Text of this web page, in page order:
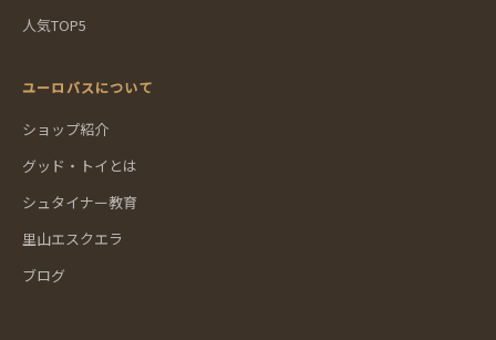
人気TOP5
ユーロバスについて
ショップ紹介
グッド・トイとは
シュタイナー教育
里山エスクエラ
ブログ